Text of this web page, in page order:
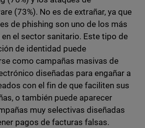
(73%). No es de extrañar, ya que
de phishing son uno de los más
el sector sanitario. Este tipo de
de identidad puede
como campañas masivas de
diseñadas para engañar a
con el fin de que faciliten sus
o también puede aparecer
muy selectivas diseñadas
pagos de facturas falsas.